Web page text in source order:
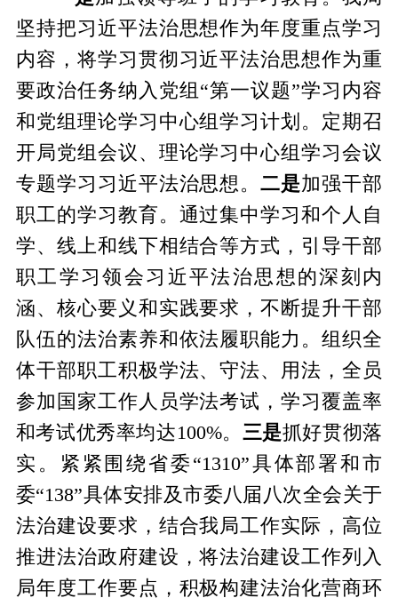
坚持把习近平法治思想作为年度重点学习
内容，将学习贯彻习近平法治思想作为重
要政治任务纳入党组 “第一议题”学习内容
和党组理论学习中心组学习计划。定期召
开局党组会议、理论学习中心组学习会议
专题学习习近平法治思想。二是加强干部
职工的学习教育。通过集中学习和个人自
学、线上和线下相结合等方式，引导干部
职工学习领会习近平法治思想的深刻内
涵、核心要义和实践要求，不断提升干部
队伍的法治素养和依法履职能力。组织全
体干部职工积极学法、守法、用法，全员
参加国家工作人员学法考试，学习覆盖率
和考试优秀率均达100%。 三是抓好贯彻落
实。紧紧围绕省委 “1310”具体部署和市
委“138”具体安排及市委八届八次全会关于
法治建设要求，结合我局工作实际，高位
推进法治政府建设，将法治建设工作列入
局年度工作要点，积极构建法治化营商环